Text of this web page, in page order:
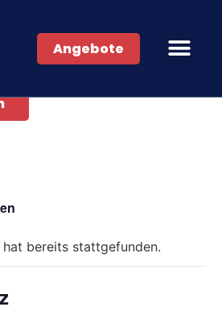
Angebote
hat bereits stattgefunden.